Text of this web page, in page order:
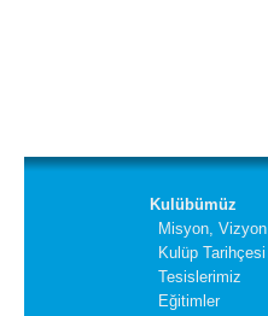
Kulübümüz
Misyon, Vizyon
Kulüp Tarihçesi
Tesislerimiz
Eğitimler